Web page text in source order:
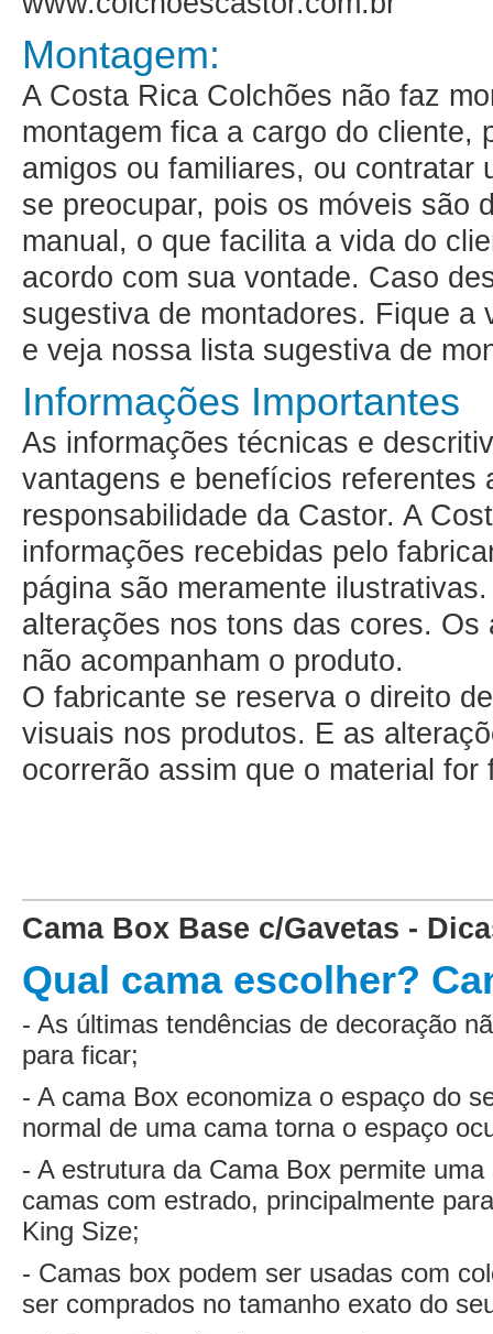
Montagem:
A Costa Rica Colchões não faz
montagem fica a cargo do cliente,
amigos ou familiares, ou contratar
se preocupar, pois os móveis são
manual, o que facilita a vida do
acordo com sua vontade. Caso
sugestiva de montadores. Fique a
e veja nossa lista sugestiva de
Informações Importantes
As informações técnicas e
vantagens e benefícios referentes
responsabilidade da Castor. A
informações recebidas pelo
página são meramente
alterações nos tons das cores.
não acompanham o produto.
O fabricante se reserva o direito
visuais nos produtos. E as
ocorrerão assim que o material for
Cama Box Base c/Gavetas -
Qual cama escolher?
- As últimas tendências de decoração
para ficar;
- A cama Box economiza o espaço do
normal de uma cama torna o espaço
- A estrutura da Cama Box permite
camas com estrado, principalmente
King Size;
- Camas box podem ser usadas com
ser comprados no tamanho exato do